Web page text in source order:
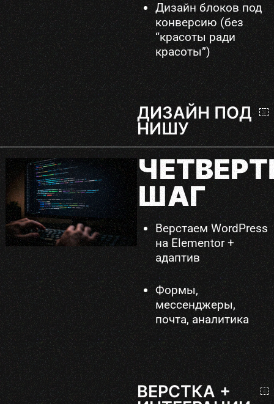
Дизайн блоков под
конверсию (без
“красоты ради
красоты”)
ДИЗАЙН ПОД
НИШУ
ШАГ
Верстаем WordPress
на Elementor +
адаптив
Формы,
мессенджеры,
почта, аналитика
ВЕРСТКА +